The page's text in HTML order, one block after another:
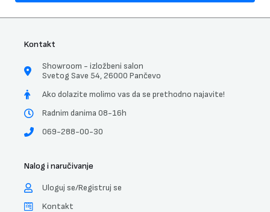
Kontakt
Showroom - izložbeni salon
Svetog Save 54, 26000 Pančevo
Ako dolazite molimo vas da se prethodno najavite!
Radnim danima 08-16h
069-288-00-30
Nalog i naručivanje
Uloguj se/Registruj se
Kontakt